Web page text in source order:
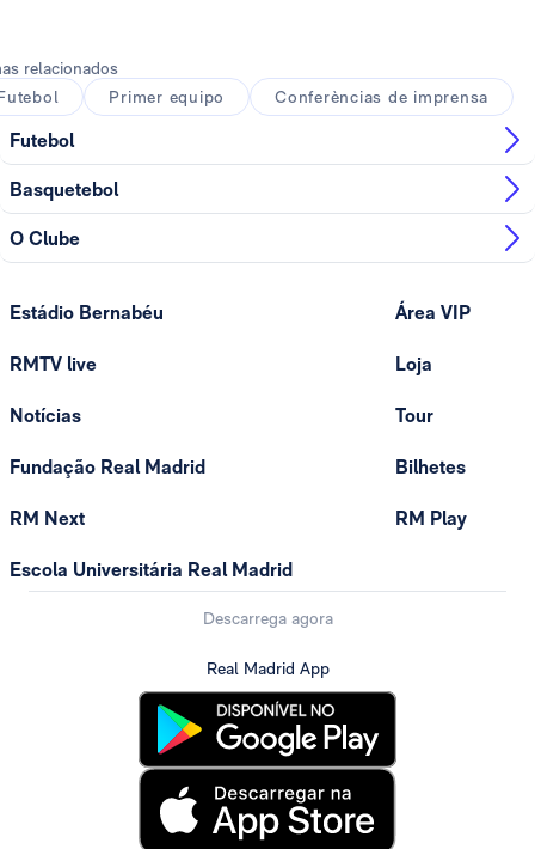
relacionados
Primer equipo Conferèncias de imprensa
Futebol
Basquetebol
O Clube
Estádio Bernabéu
RMTV live
Notícias
Fundação Real Madrid
RM Next
Escola Universitária Real Madrid
Área VIP
Loja
Tour
Bilhetes
RM Play
Descarrega agora
Real Madrid App